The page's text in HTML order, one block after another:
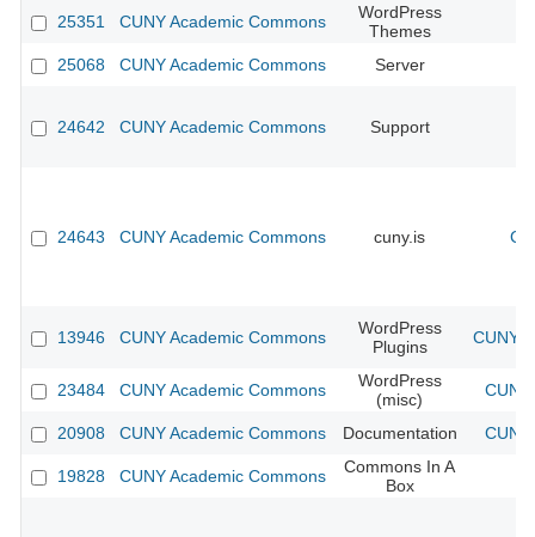
25351
CUNY Academic Commons
WordPress
Themes
25068
CUNY Academic Commons Server
24642 CUNY Academic Commons Support
24643 CUNY Academic Commons cuny.is
13946 CUNY Academic Commons
WordPress
Plugins
CUNY
23484 CUNY Academic Commons
WordPress
(misc)
20908 CUNY Academic Commons Documentation
19828 CUNY Academic Commons
Commons In A
Box